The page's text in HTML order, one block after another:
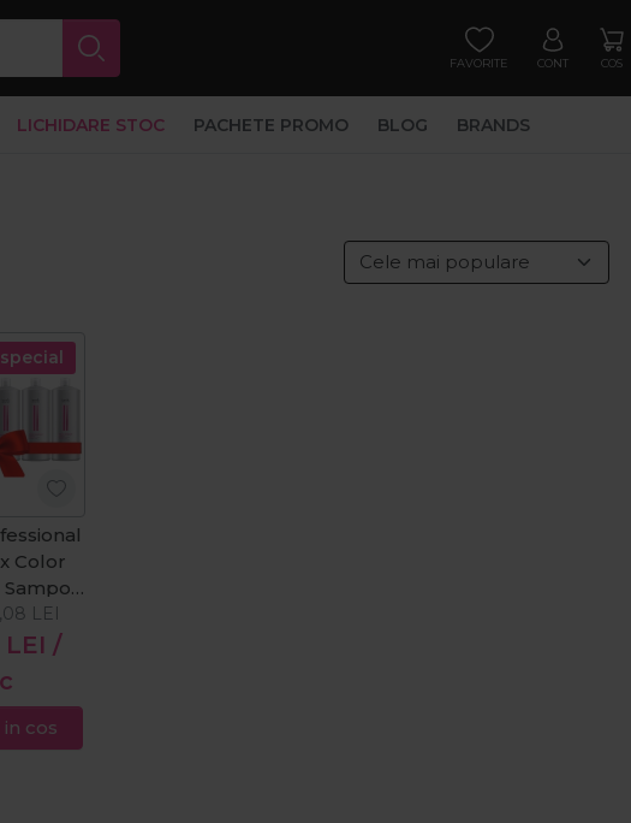
FAVORITE CONT COS
LICHIDARE STOC PACHETE PROMO BLOG BRANDS
Color
Sampon
vopsit
LEI /
LEI
cos